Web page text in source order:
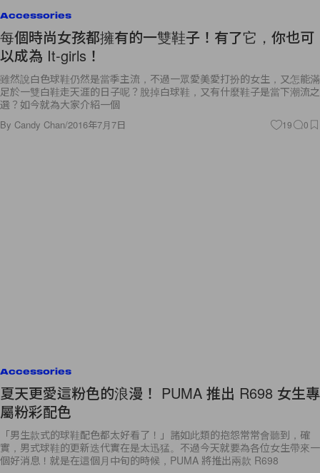
Accessories
每個時尚女孩都擁有的一雙鞋子！有了它，你也可
以成為 It-girls！
雖然說白色球鞋仍然是當季主流，不過一眾愛美愛打扮的女生，又怎能滿
足於一雙白鞋走天涯的日子呢？脫掉白球鞋，又有什麼鞋子是當下潮流之
選？如今就為大家介紹一個
By Candy Chan/2016年7月7日 19 0
Accessories
夏天更愛這粉色的浪漫！ PUMA 推出 R698 女生專
屬粉彩配色
「男生款式的球鞋配色都太好看了！」諸如此類的抱怨常常會聽到，確
實，男式球鞋的更新迭代實在是太迅猛。不過今天就要為各位女生帶來一
個好消息！就是在這個月中旬的時候，PUMA 將推出兩款 R698